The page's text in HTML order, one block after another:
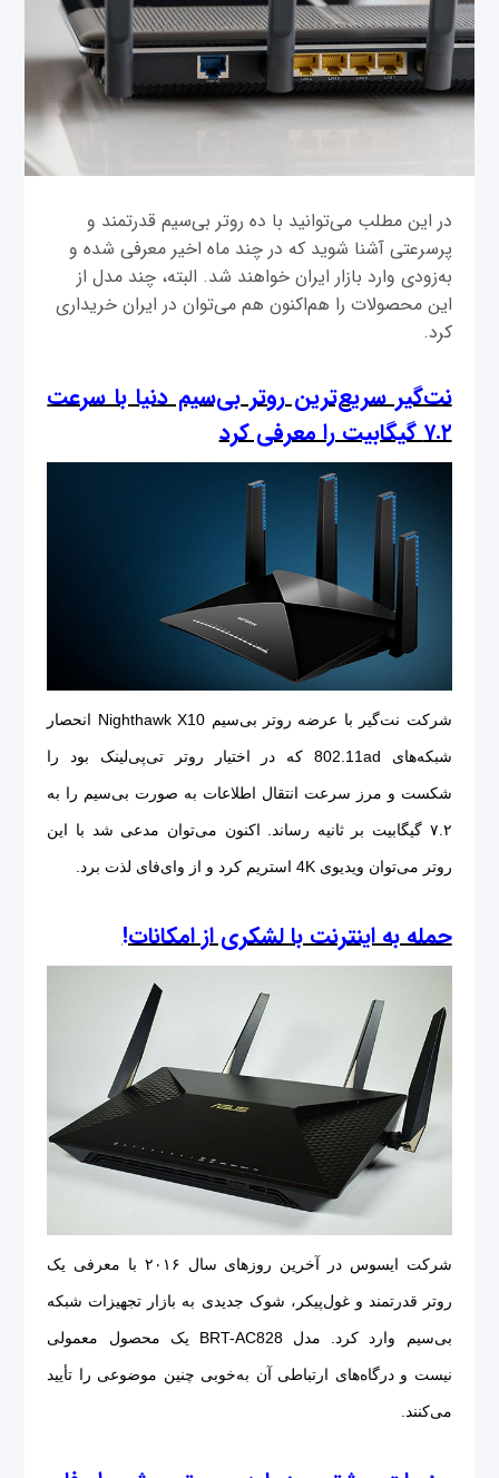
در این مطلب می‌توانید با ده روتر بی‌سیم قدرتمند و
پرسرعتی آشنا شوید که در چند ماه اخیر معرفی شده و
به‌زودی وارد بازار ایران خواهند شد. البته، چند مدل از
این محصولات را هم‌اکنون هم می‌توان در ایران خریداری
کرد.
نت‌گیر سریع‌ترین روتر بی‌سیم دنیا با سرعت
۷.۲ گیگابیت را معرفی کرد
شرکت نت‌گیر با عرضه روتر بی‌سیم Nighthawk X10 انحصار
شبکه‌های 802.11ad که در اختیار روتر تی‌پی‌لینک بود را
شکست و مرز سرعت انتقال اطلاعات به صورت بی‌سیم را به
۷.۲ گیگابیت بر ثانیه رساند. اکنون می‌توان مدعی شد با این
روتر می‌توان ویدیوی 4K استریم کرد و از وای‌فای لذت برد.
حمله به اینترنت با لشکری از امکانات!
شرکت ایسوس در آخرین روزهای سال ۲۰۱۶ با معرفی یک
روتر قدرتمند و غول‌پیکر، شوک جدیدی به بازار تجهیزات شبکه
بی‌سیم وارد کرد. مدل BRT-AC828 یک محصول معمولی
نیست و درگاه‌های ارتباطی آن به‌خوبی چنین موضوعی را تأیید
می‌کنند.